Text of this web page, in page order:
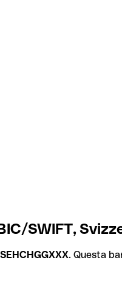
SWIFT,
. Questa